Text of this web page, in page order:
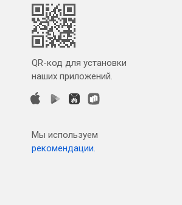
QR-код для установки
наших приложений.
Мы используем
рекомендации.